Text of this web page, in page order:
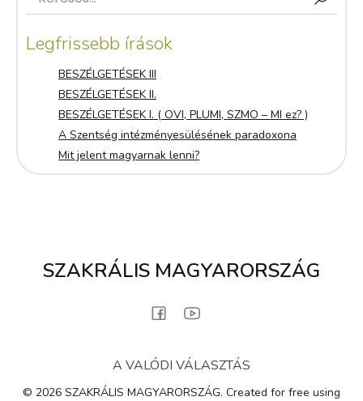
Legfrissebb írások
BESZÉLGETÉSEK III
BESZÉLGETÉSEK II.
BESZÉLGETÉSEK I. ( OVI, PLUMI, SZMO – MI ez? )
A Szentség intézményesülésének paradoxona
Mit jelent magyarnak lenni?
SZAKRÁLIS MAGYARORSZÁG
A VALÓDI VÁLASZTÁS
© 2026 SZAKRÁLIS MAGYARORSZÁG. Created for free using